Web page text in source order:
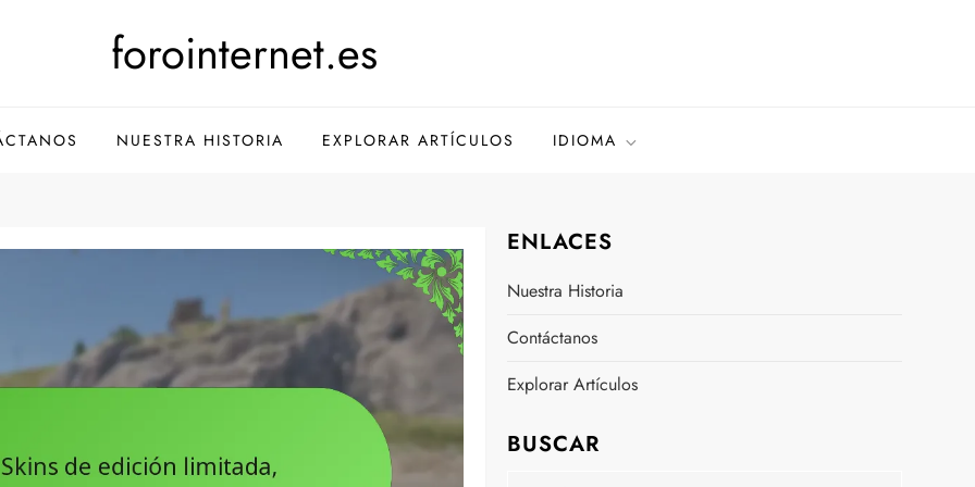
forointernet.es
NUESTRA HISTORIA EXPLORAR ARTÍCULOS IDIOMA
ENLACES
Nuestra Historia
Contáctanos
Explorar Artículos
BUSCAR